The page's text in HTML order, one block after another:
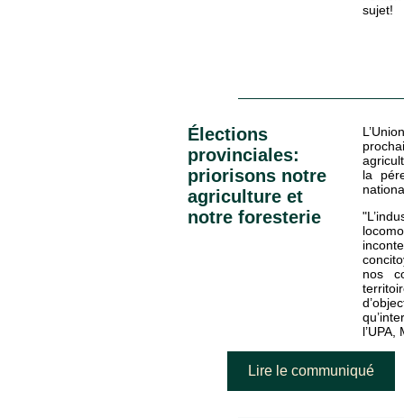
sujet!
Élections
provinciales:
priorisons notre
agriculture et
notre foresterie
la
nos
Lire le communiqué